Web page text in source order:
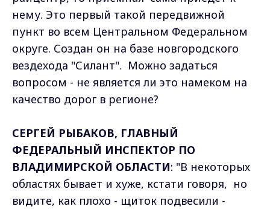
нему. Это первый такой передвижной
пункт во всем Центральном Федеральном
округе. Создан он на базе новгородского
вездехода "Силант". Можно задаться
вопросом - не является ли это намеком на
качество дорог в регионе?
СЕРГЕЙ РЫБАКОВ, ГЛАВНЫЙ
ФЕДЕРАЛЬНЫЙ ИНСПЕКТОР ПО
ВЛАДИМИРСКОЙ ОБЛАСТИ: "В некоторых
областях бывает и хуже, кстати говоря, но
видите, как плохо - щиток подвесили -